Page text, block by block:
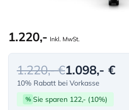
1.220,- Inkl. MwSt.
1.220,- €1.098,- €
10% Rabatt bei Vorkasse
% Sie sparen 122,- (10%)